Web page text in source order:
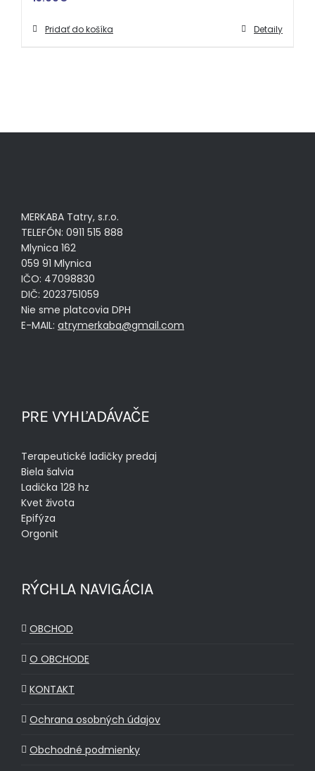
Pridať do košíka Detaily
MERKABA Tatry, s.r.o.
TELEFÓN: 0911 515 888
Mlynica 162
059 91 Mlynica
IČO: 47098830
DIČ: 2023751059
Nie sme platcovia DPH
E-MAIL: atrymerkaba@gmail.com
PRE VYHĽADÁVAČE
Terapeutické ladičky predaj
Biela šalvia
Ladička 128 hz
Kvet života
Epifýza
Orgonit
RÝCHLA NAVIGÁCIA
OBCHOD
O OBCHODE
KONTAKT
Ochrana osobných údajov
Obchodné podmienky